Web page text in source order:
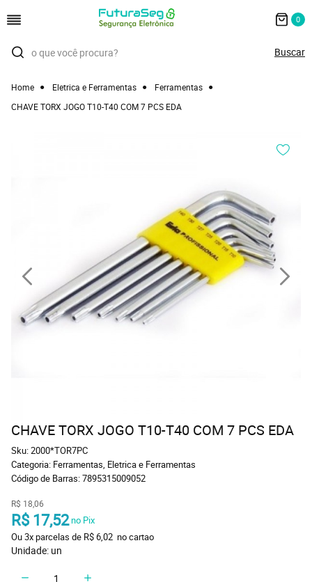
0
Home Eletrica e Ferramentas
Ferramentas
CHAVE TORX JOGO T10-T40 COM 7 PCS EDA
CHAVE TORX JOGO T10-T40 COM 7 PCS EDA
Sku:2000*TOR7PC
Categoria: Ferramentas, Eletrica e Ferramentas
Código de Barras:7895315009052
R$ 18,06
R$ 17,52 no Pix
Ou 3x parcelas de R$ 6,02 no cartao
Unidade: un